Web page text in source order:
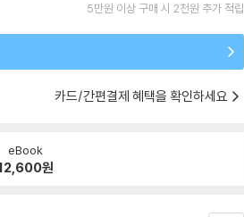
5만원 이상 구매 시 2천원 추가 적립
카드/간편결제 혜택을 확인하세요
eBook
원